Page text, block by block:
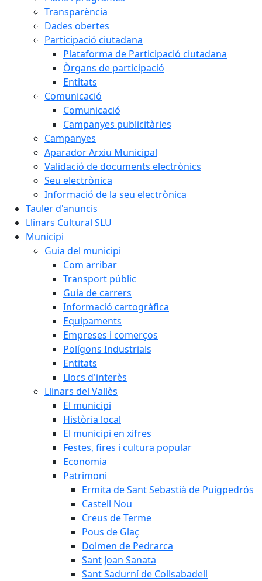
Transparència
Dades obertes
Participació ciutadana
Plataforma de Participació ciutadana
Òrgans de participació
Entitats
Comunicació
Comunicació
Campanyes publicitàries
Campanyes
Aparador Arxiu Municipal
Validació de documents electrònics
Seu electrònica
Informació de la seu electrònica
Tauler d'anuncis
Llinars Cultural SLU
Municipi
Guia del municipi
Com arribar
Transport públic
Guia de carrers
Informació cartogràfica
Equipaments
Empreses i comerços
Polígons Industrials
Entitats
Llocs d'interès
Llinars del Vallès
El municipi
Història local
El municipi en xifres
Festes, fires i cultura popular
Economia
Patrimoni
Ermita de Sant Sebastià de Puigpedrós
Castell Nou
Creus de Terme
Pous de Glaç
Dolmen de Pedrarca
Sant Joan Sanata
Sant Sadurní de Collsabadell